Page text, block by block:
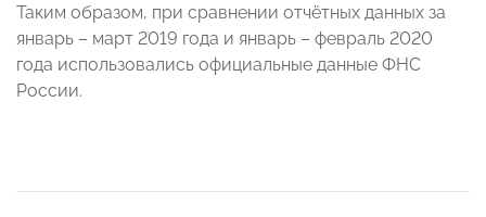
Таким образом, при сравнении отчётных данных за
январь – март 2019 года и январь – февраль 2020
года использовались официальные данные ФНС
России.